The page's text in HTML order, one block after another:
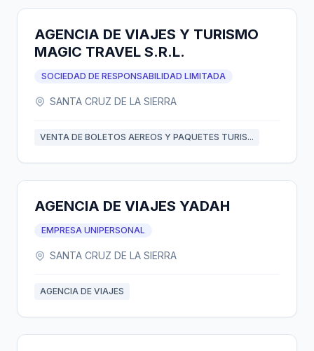
AGENCIA DE VIAJES Y TURISMO
MAGIC TRAVEL S.R.L.
SOCIEDAD DE RESPONSABILIDAD LIMITADA
SANTA CRUZ DE LA SIERRA
VENTA DE BOLETOS AEREOS Y PAQUETES TURIS...
AGENCIA DE VIAJES YADAH
EMPRESA UNIPERSONAL
SANTA CRUZ DE LA SIERRA
AGENCIA DE VIAJES